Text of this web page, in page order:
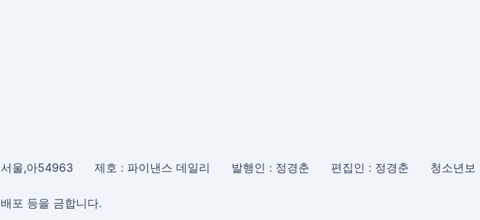
서울,아54963 제호 : 파이낸스 데일리 발행인 : 정경춘 편집인 : 정경춘 청소년보
포 등을 금합니다.